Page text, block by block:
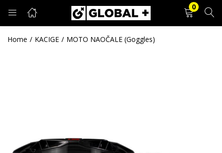
0
PRIJAVA REGISTRACIJA
Zapamti me
Home KACIGE MOTO NAOČALE (Goggles)